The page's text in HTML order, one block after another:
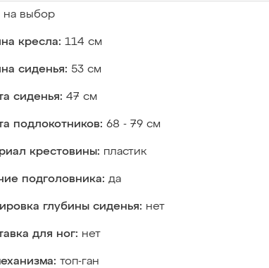
на выбор
кресла: 114 см
сиденья: 53 см
сиденья: 47 см
подлокотников: 68 - 79 см
крестовины: пластик
подголовника: да
глубины сиденья: нет
для ног: нет
топ-ган